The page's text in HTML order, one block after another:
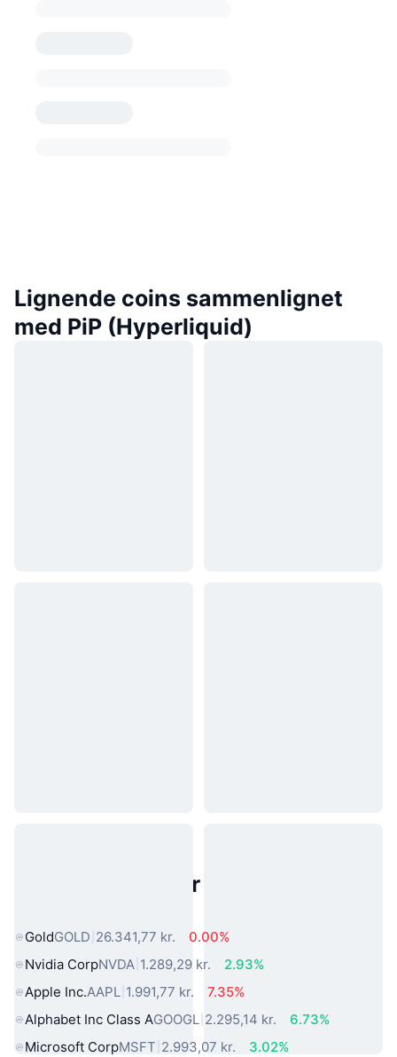
Lignende coins sammenlignet
med PiP (Hyperliquid)
Populære aktiver fra den virkelige
GoldGOLD 26.341,77 kr.
0.00%
Nvidia CorpNVDA 1.289,29 kr.
2.93%
Apple Inc.AAPL 1.991,77 kr.
7.35%
Alphabet Inc Class AGOOGL 2.295,14 kr.
6.73%
Microsoft CorpMSFT 2.993,07 kr.
3.02%